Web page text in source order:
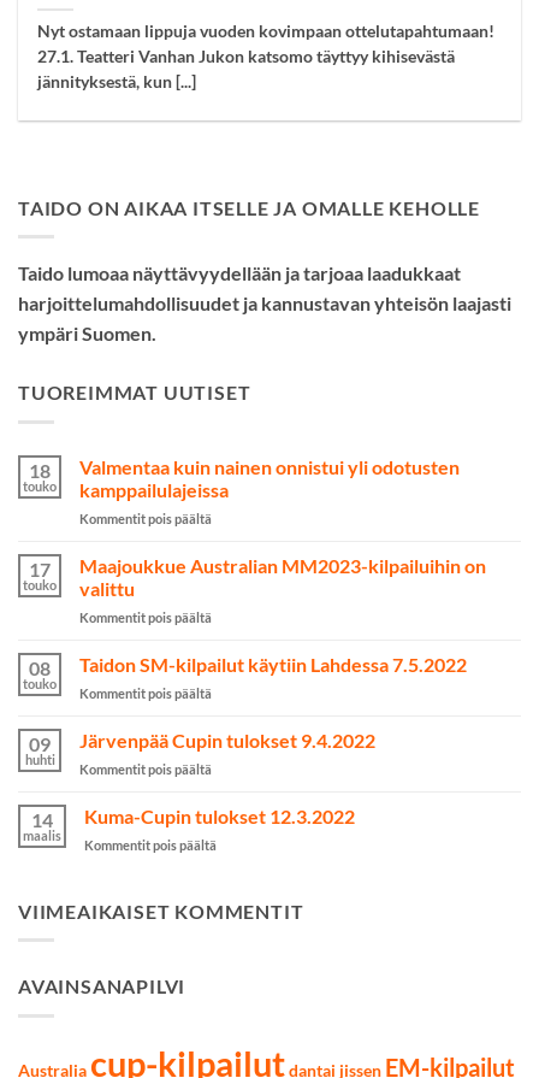
Nyt ostamaan lippuja vuoden kovimpaan ottelutapahtumaan!
27.1. Teatteri Vanhan Jukon katsomo täyttyy kihisevästä
jännityksestä, kun [...]
TAIDO ON AIKAA ITSELLE JA OMALLE KEHOLLE
Taido lumoaa näyttävyydellään ja tarjoaa laadukkaat
harjoittelumahdollisuudet ja kannustavan yhteisön laajasti
ympäri Suomen.
TUOREIMMAT UUTISET
18
touko
Valmentaa kuin nainen onnistui yli odotusten
kamppailulajeissa
Kommentit pois päältä
kuin
nainen
kamppailulajeissa
17
touko
Maajoukkue Australian MM2023-kilpailuihin on
valittu
Kommentit pois päältä
Australian
MM2023-
valittu
08
touko
Taidon SM-kilpailut käytiin Lahdessa 7.5.2022
Kommentit pois päältä
SM-
kilpailut
7.5.2022
09
huhti
Järvenpää Cupin tulokset 9.4.2022
Kommentit pois päältä
Cupin
tulokset
9.4.2022
14
maalis
Kuma-Cupin tulokset 12.3.2022
Kommentit pois päältä
tulokset
VIIMEAIKAISET KOMMENTIT
AVAINSANAPILVI
Australia cup-kilpailutdantai jissen EM-kilpailut